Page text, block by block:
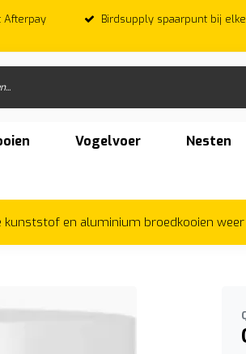
Afterpay Birdsupply spaarpunt bij
Vogelvoer Nesten
kunststof en aluminium broedkooien